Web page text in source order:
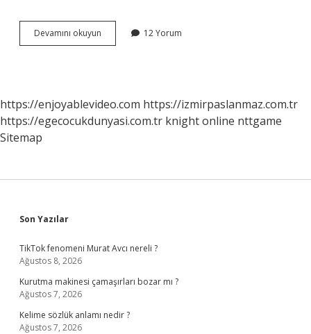
Devamını okuyun
Değişiklikler
Nedir
12 Yorum
https://enjoyablevideo.com https://izmirpaslanmaz.com.tr
https://egecocukdunyasi.com.tr knight online nttgame
Sitemap
Sidebar
Son Yazılar
TikTok fenomeni Murat Avcı nereli ?
Ağustos 8, 2026
Kurutma makinesi çamaşırları bozar mı ?
Ağustos 7, 2026
Kelime sözlük anlamı nedir ?
Ağustos 7, 2026